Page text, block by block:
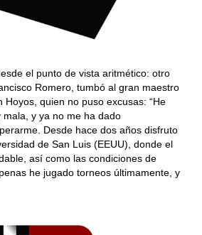
el punto de vista aritmético: otro
Romero, tumbó al gran maestro
Hoyos, quien no puso excusas: “He
y ya no me ha dado
Desde hace dos años disfruto
de San Luis (EEUU), donde el
así como las condiciones de
he jugado torneos últimamente, y